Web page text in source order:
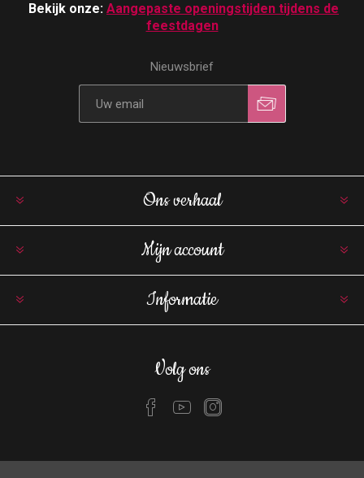
Bekijk onze: Aangepaste openingstijden tijdens de
feestdagen
Nieuwsbrief
Ons verhaal
Mijn account
Informatie
Volg ons